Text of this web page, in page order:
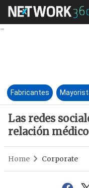
Fabricantes
Las redes
relación
Home Corporate